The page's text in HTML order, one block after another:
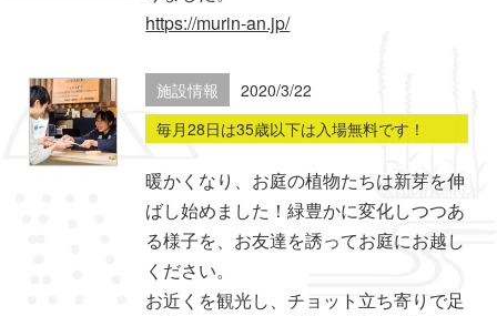
https://murin-an.jp/
施設情報
2020/3/22
毎月28日は35歳以下は入場無料です！
暖かくなり、お庭の植物たちは新芽を伸
ばし始めました！緑豊かに変化しつつあ
る様子を、お友達を誘ってお庭にお越し
ください。
お近くを観光し、チョット立ち寄りで足